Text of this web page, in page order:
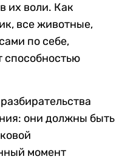
их воли. Как
все животные,
по себе,
способностью
они должны быть
момент